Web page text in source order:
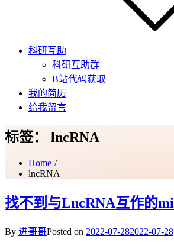
科研互助
科研互助群
B站代码获取
我的简历
给我留言
标签： lncRNA
Home
lncRNA
找不到与LncRNA互作的
By 进哥哥Posted on 2022-07-282022-07-28